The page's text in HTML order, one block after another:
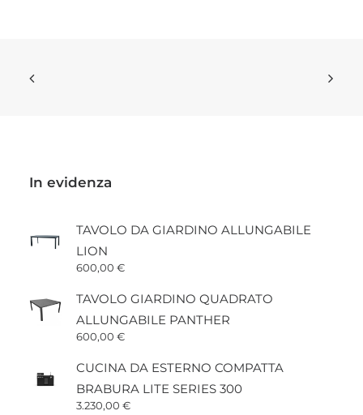
In evidenza
TAVOLO DA GIARDINO ALLUNGABILE
LION
600,00 €
TAVOLO GIARDINO QUADRATO
ALLUNGABILE PANTHER
600,00 €
CUCINA DA ESTERNO COMPATTA
BRABURA LITE SERIES 300
3.230,00 €